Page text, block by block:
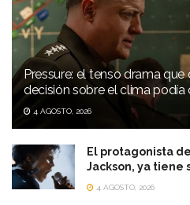
Pressure: el tenso drama
decisión sobre el clima podía
4 AGOSTO, 2026
El protagonista
Jackson, ya tiene
4 AGOSTO, 2026